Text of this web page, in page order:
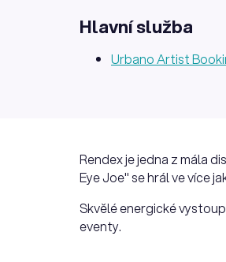
Hlavní služba
Urbano Artist
Rendex je jedna z mála
Eye Joe" se hrál ve více
Skvělé energické
eventy.